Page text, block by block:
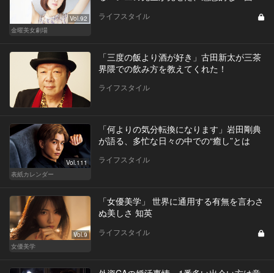
Vol.92
金曜美女劇場
ライフスタイル
「三度の飯より酒が好き」古田新太が三茶
界隈での飲み方を教えてくれた！
ライフスタイル
Vol.111
表紙カレンダー
「何よりの気分転換になります」岩田剛典
が語る、多忙な日々の中での“癒し”とは
ライフスタイル
Vol.9
女優美学
「女優美学」 世界に通用する有無を言わさ
ぬ美しさ 知英
ライフスタイル